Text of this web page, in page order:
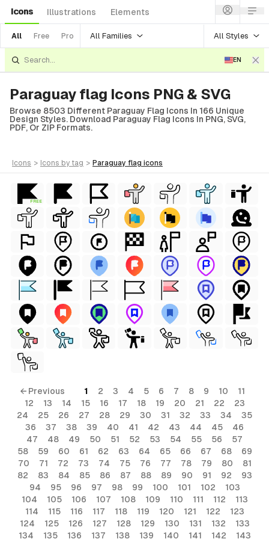
Icons Illustrations Elements
All Free Pro All Families All Styles
EN
Paraguay flag Icons PNG & SVG
Browse 8503 Different Paraguay Flag Icons In 166 Unique
Design Styles. Download Paraguay Flag Icons In PNG, SVG,
PDF, Or ZIP Formats.
icons > icons by tag > paraguay flag icons
FREE
← Previous 1 2 3 4 5 6 7 8 9 10
11
12
13 14 15 16 17 18 19 20 21 22
23
24
25 26 27 28 29 30 31 32 33 34
35
36
37 38 39 40 41 42 43 44 45
46
47
48 49 50 51 52 53 54 55 56
57
58
59 60 61 62 63 64 65 66 67 68
69
70
71 72 73 74 75 76 77 78 79 80
81
82
83 84 85 86 87 88 89 90 91 92
93
94
95 96 97 98 99 100 101 102
103
104
105 106 107 108 109 110 111 112
113
114
115 116 117 118 119 120 121 122
123
124
125 126 127 128 129 130 131 132
133
134
135 136 137 138 139 140 141 142 143